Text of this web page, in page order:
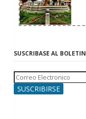
SUSCRIBASE AL BOLETIN